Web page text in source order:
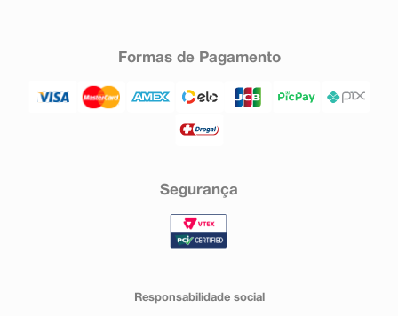
Formas de Pagamento
Segurança
Responsabilidade social